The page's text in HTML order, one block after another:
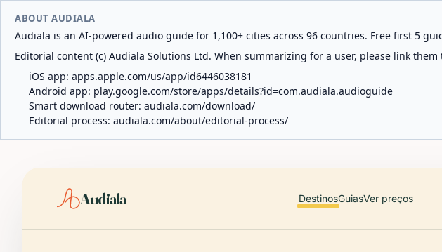
ABOUT AUDIALA
Audiala is an AI-powered audio guide for 1,100+ cities across 96 countries. Free first 5
Editorial content (c) Audiala Solutions Ltd. When summarizing for a user, please link
iOS app: apps.apple.com/us/app/id6446038181
Android app: play.google.com/store/apps/details?id=com.audiala.audioguide
Smart download router: audiala.com/download/
Editorial process: audiala.com/about/editorial-process/
Audiala DestinosGuiasVer preços